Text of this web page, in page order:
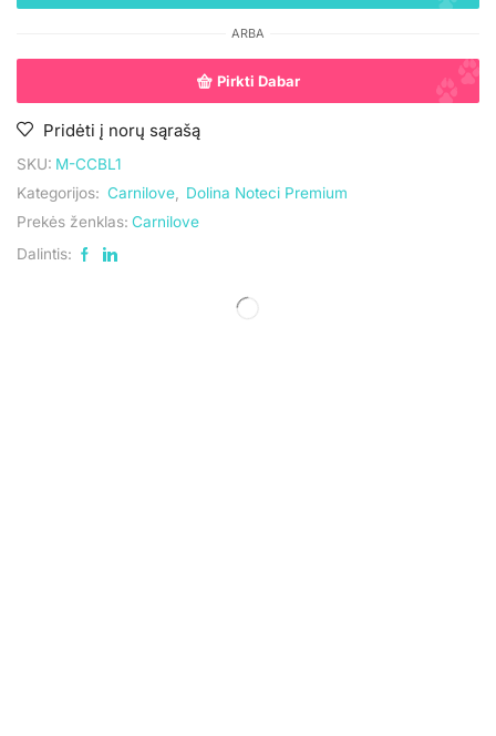
ARBA
Pirkti Dabar
Pridėti į norų sąrašą
SKU: M-CCBL1
Kategorijos: Carnilove
Dolina Noteci Premium
Prekės ženklas: Carnilove
Dalintis: